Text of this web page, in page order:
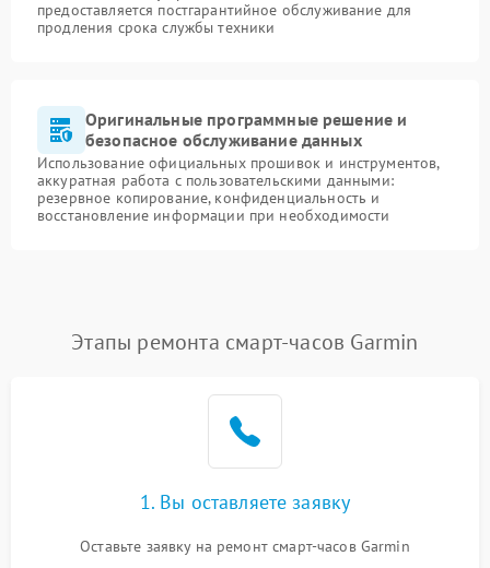
предоставляется постгарантийное обслуживание для
продления срока службы техники
Оригинальные программные решение и
безопасное обслуживание данных
Использование официальных прошивок и инструментов,
аккуратная работа с пользовательскими данными:
резервное копирование, конфиденциальность и
восстановление информации при необходимости
Этапы ремонта смарт-часов Garmin
1. Вы оставляете заявку
Оставьте заявку на ремонт смарт-часов Garmin